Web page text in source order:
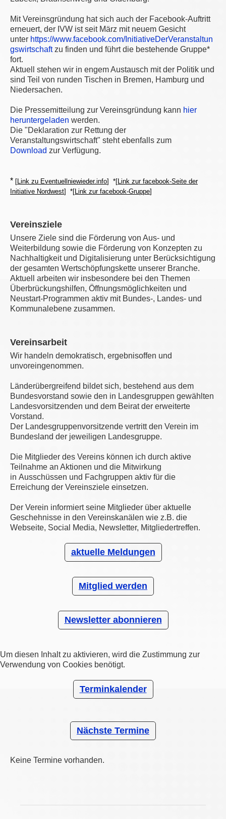
Mit Vereinsgründung hat sich auch der Facebook-Auftritt
erneuert, der IVW ist seit März mit neuem Gesicht
unter https://www.facebook.com/InitiativeDerVeranstaltun
gswirtschaftzu finden und führt die bestehende Gruppe*
fort.
Aktuell stehen wir in engem Austausch mit der Politik und
sind Teil von runden Tischen in Bremen, Hamburg und
Niedersachen.
Die Pressemitteilung zur Vereinsgründung kann hier
heruntergeladen werden.
Die "Deklaration zur Rettung der
Veranstaltungswirtschaft" steht ebenfalls zum
Download zur Verfügung.
* [Link zu Eventuellniewieder.info] *[Link zur facebook-Seite der
Initiative Nordwest] *[Link zur facebook-Gruppe]
Vereinsziele
Unsere Ziele sind die Förderung von Aus- und
Weiterbildung sowie die Förderung von Konzepten zu
Nachhaltigkeit und Digitalisierung unter Berücksichtigung
der gesamten Wertschöpfungskette unserer Branche.
Aktuell arbeiten wir insbesondere bei den Themen
Überbrückungshilfen, Öffnungsmöglichkeiten und
Neustart-Programmen aktiv mit Bundes-, Landes- und
Kommunalebene zusammen.
Vereinsarbeit
Wir handeln demokratisch, ergebnisoffen und
unvoreingenommen.
Länderübergreifend bildet sich, bestehend aus dem
Bundesvorstand sowie den in Landesgruppen gewählten
Landesvorsitzenden und dem Beirat der erweiterte
Vorstand.
Der Landesgruppenvorsitzende vertritt den Verein im
Bundesland der jeweiligen Landesgruppe.
Die Mitglieder des Vereins können ich durch aktive
Teilnahme an Aktionen und die Mitwirkung
in Ausschüssen und Fachgruppen aktiv für die
Erreichung der Vereinsziele einsetzen.
Der Verein informiert seine Mitglieder über aktuelle
Geschehnisse in den Vereinskanälen wie z.B. die
Webseite, Social Media, Newsletter, Mitgliedertreffen.
aktuelle Meldungen
Mitglied werden
Newsletter abonnieren
Um diesen Inhalt zu aktivieren, wird die Zustimmung zur
Verwendung von Cookies benötigt.
Terminkalender
Nächste Termine
Keine Termine vorhanden.